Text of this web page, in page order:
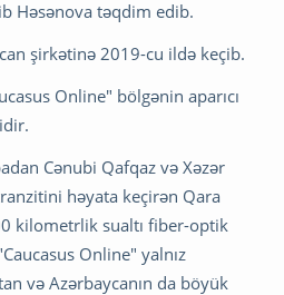
Həsənova təqdim edib.
şirkətinə 2019-cu ildə keçib.
Online" bölgənin aparıcı
Cənubi Qafqaz və Xəzər
həyata keçirən Qara
kilometrlik sualtı fiber-optik
Online" yalnız
və Azərbaycanın da böyük